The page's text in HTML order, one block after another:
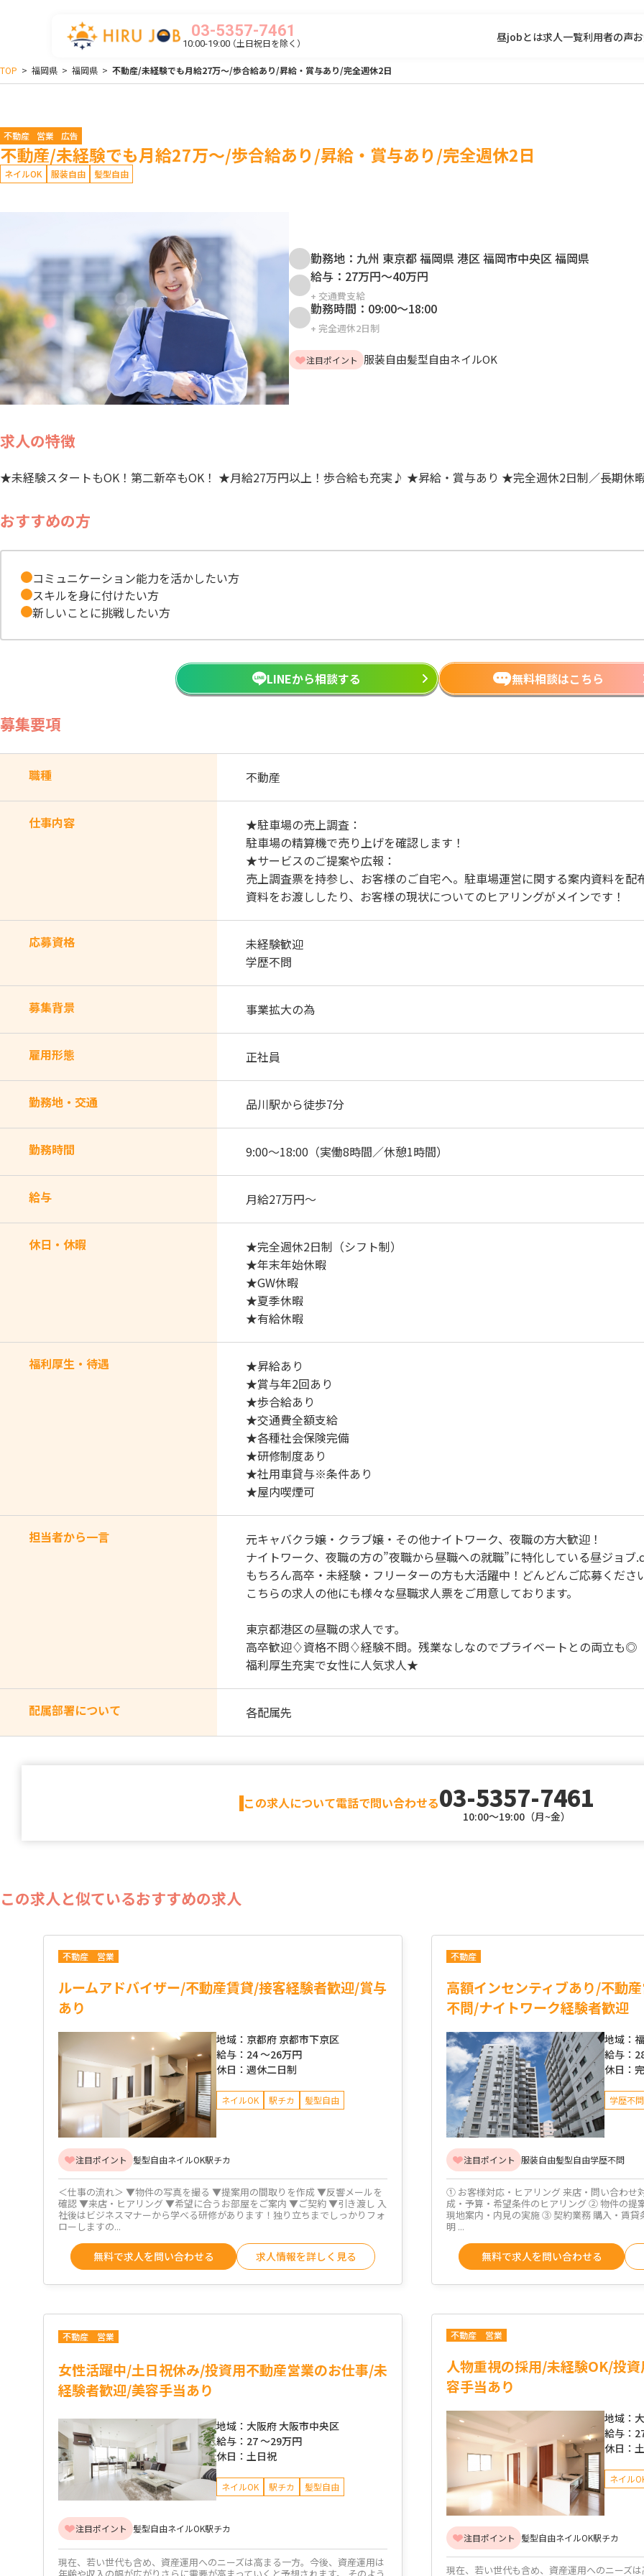
03-5357-7461
10:00-19:00（土日祝日を除く） 昼jobとは求人一覧利用者の声
TOP > 福岡県 > 福岡県 > 不動産/未経験でも月給27万～/歩合給あり/昇給・賞与あり/完全週休2日
不動産 営業 広告
不動産/未経験でも月給27万～/歩合給あり/昇給・賞与あり/完全週休2日
ネイルOK 服装自由 髪型自由
勤務地： 九州 東京都 福岡県 港区 福岡市中央区 福岡県
給与： 27万円～40万円
+ 交通費支給
勤務時間： 09:00～18:00
+ 完全週休2日制
注目ポイント 服装自由髪型自由ネイルOK
求人の特徴
★未経験スタートもOK！第二新卒もOK！ ★月給27万円以上！歩合給も充実♪ ★昇給・賞与あり ★完全週休2日制／長期休
おすすめの方
コミュニケーション能力を活かしたい方
スキルを身に付けたい方
新しいことに挑戦したい方
LINEから相談する 無料相談はこちら
募集要項
職種 不動産
仕事内容
★駐車場の売上調査：
駐車場の精算機で売り上げを確認します！
★サービスのご提案や広報：
売上調査票を持参し、お客様のご自宅へ。駐車場運営に関する案内資料を配
資料をお渡ししたり、お客様の現状についてのヒアリングがメインです！
応募資格
未経験歓迎
学歴不問
募集背景 事業拡大の為
雇用形態 正社員
勤務地・交通 品川駅から徒歩7分
勤務時間 9:00～18:00（実働8時間／休憩1時間）
給与 月給27万円～
休日・休暇
★完全週休2日制（シフト制）
★年末年始休暇
★GW休暇
★夏季休暇
★有給休暇
福利厚生・待遇
★昇給あり
★賞与年2回あり
★歩合給あり
★交通費全額支給
★各種社会保険完備
★研修制度あり
★社用車貸与※条件あり
★屋内喫煙可
担当者から一言
元キャバクラ嬢・クラブ嬢・その他ナイトワーク、夜職の方大歓迎！
ナイトワーク、夜職の方の”夜職から昼職への就職”に特化している昼ジョブ
もちろん高卒・未経験・フリーターの方も大活躍中！どんどんご応募くださ
こちらの求人の他にも様々な昼職求人票をご用意しております。
東京都港区の昼職の求人です。
高卒歓迎♢資格不問♢経験不問。残業なしなのでプライベートとの両立も◎
福利厚生充実で女性に人気求人★
配属部署について 各配属先
この求人について電話で問い合わせる03-5357-7461
10:00～19:00（月~金）
この求人と似ているおすすめの求人
不動産 営業
ルームアドバイザー/不動産賃貸/接客経験者歓迎/賞与
あり
地域： 京都府 京都市下京区
給与： 24 ～26万円
休日： 週休二日制
ネイルOK 駅チカ 髪型自由
注目ポイント 髪型自由ネイルOK駅チカ
＜仕事の流れ＞ ▼物件の写真を撮る ▼提案用の間取りを作成 ▼反響メールを
確認 ▼来店・ヒアリング ▼希望に合うお部屋をご案内 ▼ご契約 ▼引き渡し 入
社後はビジネスマナーから学べる研修があります！独り立ちまでしっかりフォ
ローしますの...
無料で求人を問い合わせる 求人情報を詳しく見る
不動産
高額インセンティブあり/不動
不問/ナイトワーク経験者歓迎
地域：
給与：
休日：
学歴不問
注目ポイント 服装自由髪型自由学歴不問
① お客様対応・ヒアリング 来店・問い合わせ
成・予算・希望条件のヒアリング ② 物件の提
現地案内・内見の実施 ③ 契約業務 購入・賃貸
明 ...
無料で求人を問い合わせる
不動産 営業
女性活躍中/土日祝休み/投資用不動産営業のお仕事/未
経験者歓迎/美容手当あり
地域： 大阪府 大阪市中央区
給与： 27 ～29万円
休日： 土日祝
ネイルOK 駅チカ 髪型自由
注目ポイント 髪型自由ネイルOK駅チカ
現在、若い世代も含め、資産運用へのニーズは高まる一方。今後、資産運用は
不動産 営業
人物重視の採用/未経験OK/投
容手当あり
地域：
給与：
休日：
ネイル
注目ポイント 髪型自由ネイルOK駅チカ
現在、若い世代も含め、資産運用へのニーズ